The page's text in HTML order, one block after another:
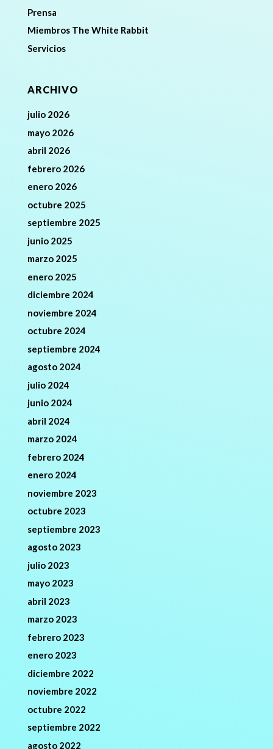
Prensa
Miembros The White Rabbit
Servicios
ARCHIVO
julio 2026
mayo 2026
abril 2026
febrero 2026
enero 2026
octubre 2025
septiembre 2025
junio 2025
marzo 2025
enero 2025
diciembre 2024
noviembre 2024
octubre 2024
septiembre 2024
agosto 2024
julio 2024
junio 2024
abril 2024
marzo 2024
febrero 2024
enero 2024
noviembre 2023
octubre 2023
septiembre 2023
agosto 2023
julio 2023
mayo 2023
abril 2023
marzo 2023
febrero 2023
enero 2023
diciembre 2022
noviembre 2022
octubre 2022
septiembre 2022
agosto 2022